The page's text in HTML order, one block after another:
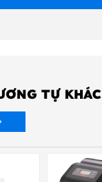
TỰ KHÁC